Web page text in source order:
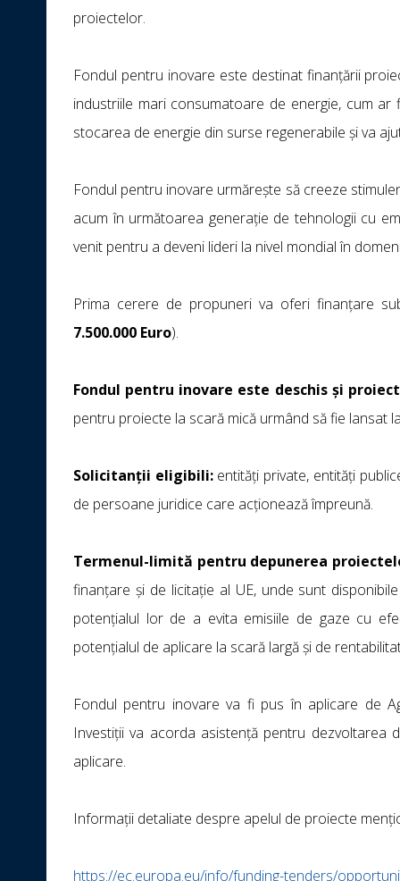
proiectelor.
Fondul pentru inovare este destinat finanţării
industriile mari consumatoare de energie, cum
stocarea de energie din surse regenerabile și va
Fondul pentru inovare urmărește să creeze
acum în următoarea generație de tehnologii cu
venit pentru a deveni lideri la nivel mondial în
Prima cerere de propuneri va oferi finanțare
7.500.000 Euro).
Fondul pentru inovare este deschis și
pentru proiecte la scară mică urmând să fie lansat
Solicitanții eligibili: entități private, entități
de persoane juridice care acționează împreună.
Termenul-limită pentru depunerea
finanțare și de licitație al UE, unde sunt
potențialul lor de a evita emisiile de gaze cu
potențialul de aplicare la scară largă și de
Fondul pentru inovare va fi pus în aplicare de
Investiții va acorda asistență pentru
aplicare.
Informații detaliate despre apelul de proiecte
https://ec.europa.eu/info/funding-tenders/